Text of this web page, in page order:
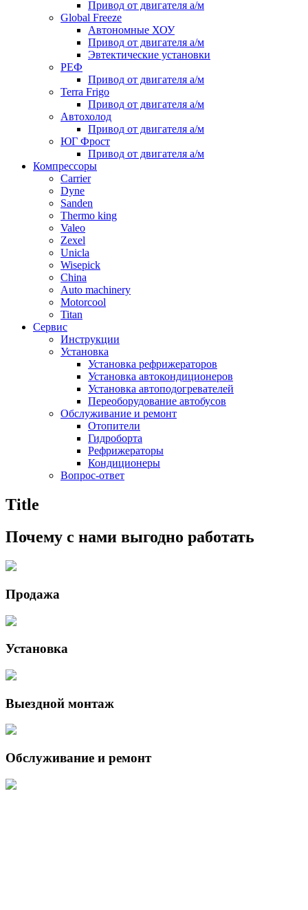
Привод от двигателя а/м
Global Freeze
Автономные ХОУ
Привод от двигателя а/м
Эвтектические установки
РЕФ
Привод от двигателя а/м
Terra Frigo
Привод от двигателя а/м
Автохолод
Привод от двигателя а/м
ЮГ Фрост
Привод от двигателя а/м
Компрессоры
Carrier
Dyne
Sanden
Thermo king
Valeo
Zexel
Unicla
Wisepick
China
Auto machinery
Motorcool
Titan
Сервис
Инструкции
Установка
Установка рефрижераторов
Установка автокондиционеров
Установка автоподогревателей
Переоборудование автобусов
Обслуживание и ремонт
Отопители
Гидроборта
Рефрижераторы
Кондиционеры
Вопрос-ответ
Title
Почему с нами выгодно работать
Продажа
Установка
Выездной монтаж
Обслуживание и ремонт